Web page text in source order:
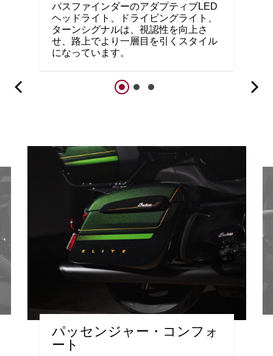
パスファインダーのアダプティブLED
ヘッドライト、ドライビングライト、
ターンシグナルは、視認性を向上さ
せ、路上でより一層目を引くスタイル
になっています。
パッセンジャー・コンフォ
ート